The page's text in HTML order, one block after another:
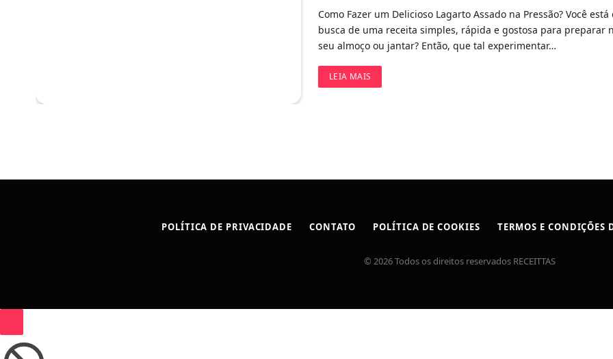
Como Fazer um Delicioso Lagarto Assado na Pressão? Você está
busca de uma receita simples, rápida e gostosa para preparar
seu almoço ou jantar? Então, que tal experimentar…
LEIA MAIS
POLÍTICA DE PRIVACIDADE CONTATO POLÍTICA DE COOKIES TERMOS E CONDIÇÕES
© 2026 Todos os direitos reservados RECEITTAS
anúncios